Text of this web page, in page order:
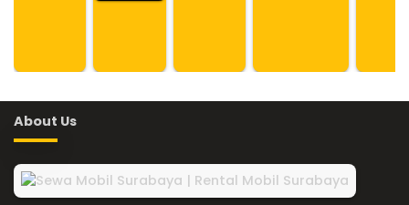
About Us